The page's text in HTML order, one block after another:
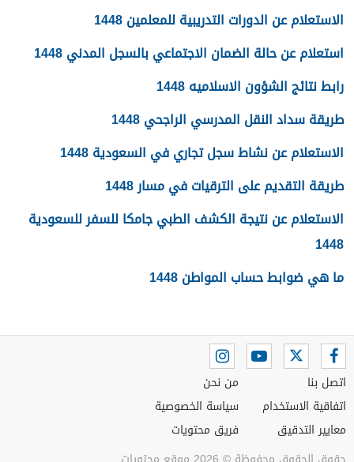
الاستعلام عن الدورات التدريبية للمعلمين 1448
استعلام عن حالة الضمان الاجتماعي بالسجل المدني 1448
رابط نتائج الشؤون الاسلاميه 1448
طريقة سداد النقل المدرسي الراجحي 1448
الاستعلام عن نشاط سجل تجاري في السعودية 1448
طريقة التقديم على الترقيات في مسار 1448
الاستعلام عن نتيجة الكشف الطبي جامكا للسفر للسعودية
1448
ما هي ضوابط حساب المواطن 1448
اتصل بنا
اتفاقية الاستخدام
معايير التدقيق
من نحن
سياسة الخصوصية
فريق محتويات